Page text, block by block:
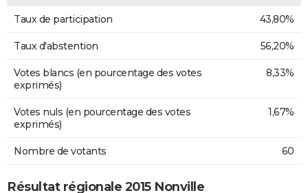
Taux de participation 43,80%
Taux d'abstention 56,20%
Votes blancs (en pourcentage des votes
exprimés)
8,33%
Votes nuls (en pourcentage des votes
exprimés)
1,67%
Nombre de votants 60
Résultat régionale 2015 Nonville